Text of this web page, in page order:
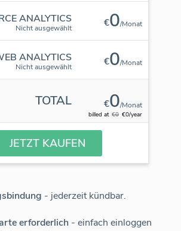
ANALYTICS
Nicht ausgewählt €0/Monat
ANALYTICS
Nicht ausgewählt €0/Monat
TOTAL €0/Monat
billed at €0 €0/year
JETZT KAUFEN
- jederzeit kündbar.
erforderlich - einfach einloggen